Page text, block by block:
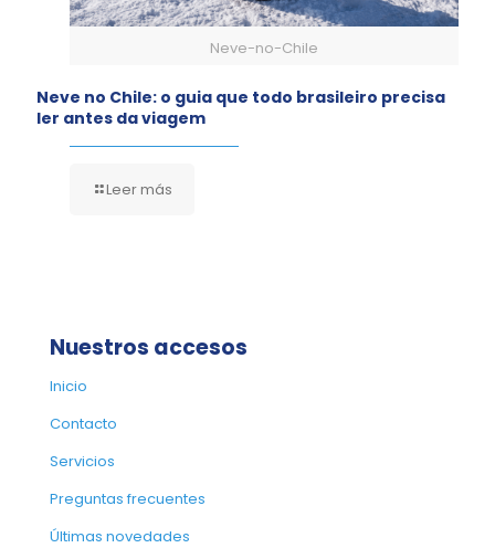
Neve-no-Chile
Neve no Chile: o guia que todo brasileiro precisa
ler antes da viagem
Leer más
Nuestros accesos
Inicio
Contacto
Servicios
Preguntas frecuentes
Últimas novedades